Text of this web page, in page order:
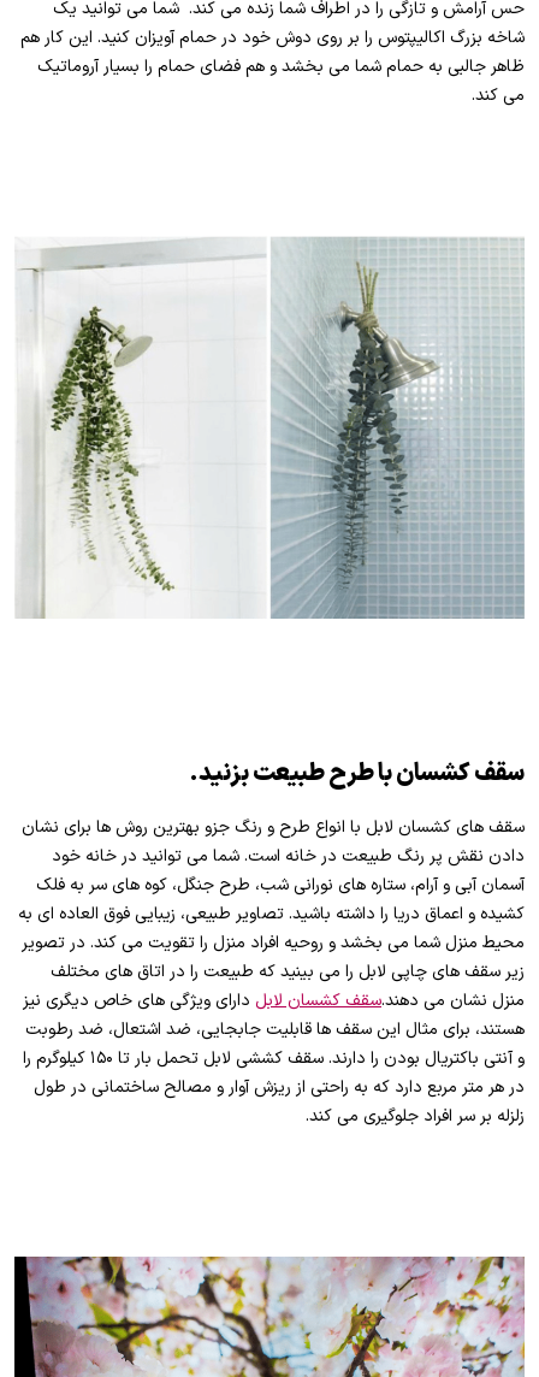
حس آرامش و تازگی را در اطراف شما زنده می کند. شما می توانید یک
شاخه بزرگ اکالیپتوس را بر روی دوش خود در حمام آویزان کنید. این کار هم
ظاهر جالبی به حمام شما می بخشد و هم فضای حمام را بسیار آروماتیک
می کند.
سقف کشسان با طرح طبیعت بزنید.
سقف های کشسان لابل با انواع طرح و رنگ جزو بهترین روش ها برای نشان
دادن نقش پر رنگ طبیعت در خانه است. شما می توانید در خانه خود
آسمان آبی و آرام، ستاره های نورانی شب، طرح جنگل، کوه های سر به فلک
کشیده و اعماق دریا را داشته باشید. تصاویر طبیعی، زیبایی فوق العاده ای به
محیط منزل شما می بخشد و روحیه افراد منزل را تقویت می کند. در تصویر
زیر سقف های چاپی لابل را می بینید که طبیعت را در اتاق های مختلف
منزل نشان می دهند.سقف کشسان لابل دارای ویژگی های خاص دیگری نیز
هستند، برای مثال این سقف ها قابلیت جابجایی، ضد اشتعال، ضد رطوبت
و آنتی باکتریال بودن را دارند. سقف کششی لابل تحمل بار تا ۱۵۰ کیلوگرم را
در هر متر مربع دارد که به راحتی از ریزش آوار و مصالح ساختمانی در طول
زلزله بر سر افراد جلوگیری می کند.